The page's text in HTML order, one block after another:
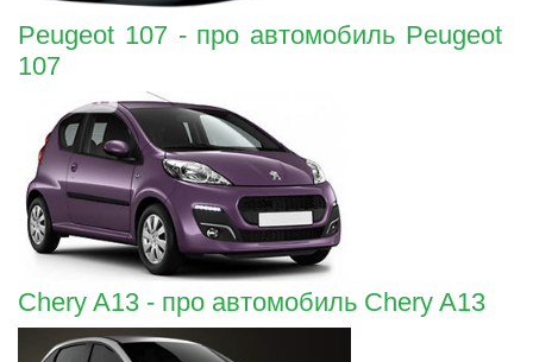
Peugeot 107 - про автомобиль Peugeot
107
Chery A13 - про автомобиль Chery A13